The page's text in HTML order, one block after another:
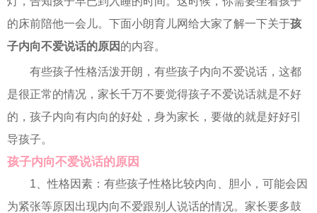
的床前陪他一会儿。下面小朗育儿网给大家了解一下关于孩
子内向不爱说话的原因 的内容。
有些孩子性格活泼开朗，有些孩子内向不爱说话，这都
是很正常的情况，家长千万不要觉得孩子不爱说话就是不好
的，孩子内向有内向的好处，身为家长，要做的就是好好引
导孩子。
孩子内向不爱说话的原因
1、性格因素：有些孩子性格比较内向、胆小，可能会因
为紧张等原因出现内向不爱跟别人说话的情况。家长要多鼓